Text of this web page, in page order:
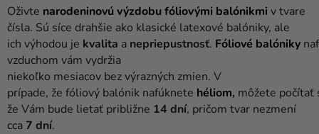
Oživte narodeninovú výzdobufóliovými balónikmi v tvare
čísla. Sú síce drahšie ako klasické latexové balóniky, ale
ich výhodou je kvalita a nepriepustnosť. Fóliové balóniky
vzduchom vám vydržia
niekoľko mesiacov bez výrazných zmien. V
prípade, že fóliový balónik nafúknete héliom, môžete počítať
že Vám bude lietať približne 14 dní, pričom tvar nezmení
cca 7 dní.